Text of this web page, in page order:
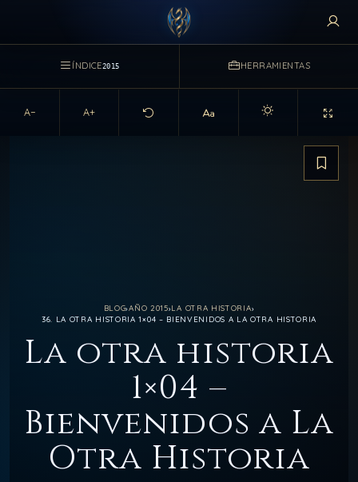
ÍNDICE2015 HERRAMIENTAS
BLOG›AÑO 2015›LA OTRA HISTORIA›
36. LA OTRA HISTORIA 1×04 – BIENVENIDOS A LA OTRA HISTORIA
La otra historia
1×04 –
Bienvenidos a La
Otra Historia
A− A+
Activar modo claro